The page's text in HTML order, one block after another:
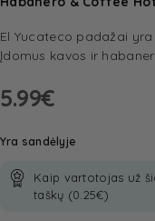
El Yucateco padažai
Įdomus kavos ir
5.99€
Yra sandėlyje
Kaip vartotojas už
taškų (0.25€)